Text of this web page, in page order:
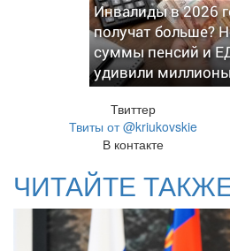
Инвалиды в 2026
получат больше?
суммы пенсий и
удивили
Твиттер
Твиты от @kriukovskie
В контакте
ЧИТАЙТЕ